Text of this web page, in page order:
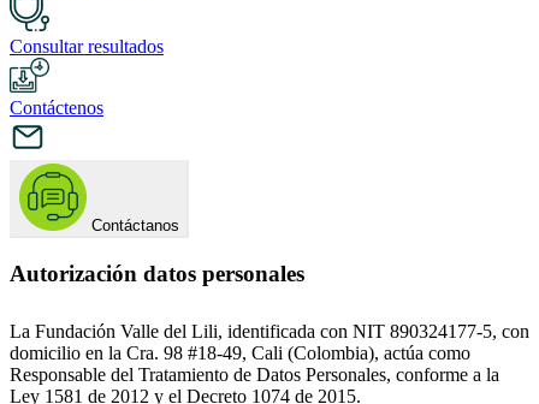
Consultar resultados
Contáctenos
Contáctanos
Autorización datos personales
La Fundación Valle del Lili, identificada con NIT 890324177-5, con
domicilio en la Cra. 98 #18-49, Cali (Colombia), actúa como
Responsable del Tratamiento de Datos Personales, conforme a la
Ley 1581 de 2012 y el Decreto 1074 de 2015.